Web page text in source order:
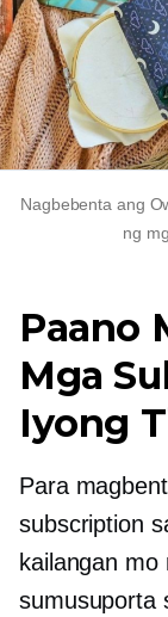
Nagbebenta ang
ng
Paano
Mga
Iyong
Para
subscription
kailangan
sumusuporta